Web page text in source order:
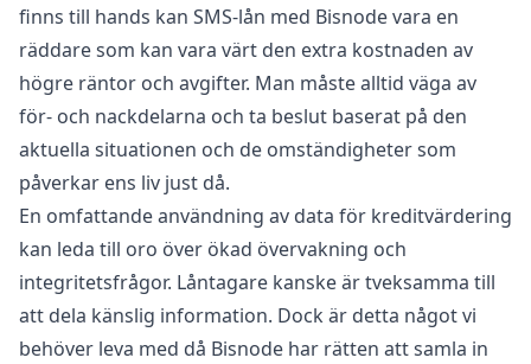
finns till hands kan SMS-lån med Bisnode vara en
räddare som kan vara värt den extra kostnaden av
högre räntor och avgifter. Man måste alltid väga av
för- och nackdelarna och ta beslut baserat på den
aktuella situationen och de omständigheter som
påverkar ens liv just då.
En omfattande användning av data för kreditvärdering
kan leda till oro över ökad övervakning och
integritetsfrågor. Låntagare kanske är tveksamma till
att dela känslig information. Dock är detta något vi
behöver leva med då Bisnode har rätten att samla in